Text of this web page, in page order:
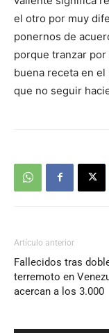
el otro por muy
ponernos de
porque tranzar
buena receta en
que no seguir
Artículo anterior
Fallecidos tras
terremoto en
acercan a los 3.000